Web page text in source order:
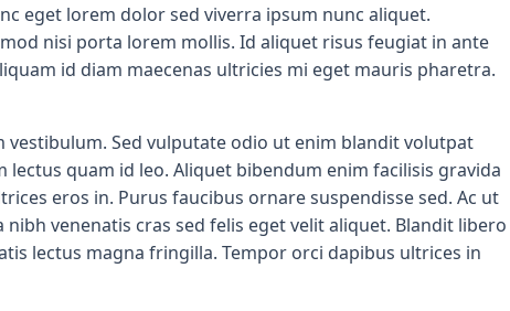
eget lorem dolor sed viverra ipsum nunc aliquet.
nisi porta lorem mollis. Id aliquet risus feugiat in ante
id diam maecenas ultricies mi eget mauris pharetra.
Sed vulputate odio ut enim blandit volutpat
quam id leo. Aliquet bibendum enim facilisis gravida
eros in. Purus faucibus ornare suspendisse sed. Ac ut
venenatis cras sed felis eget velit aliquet. Blandit libero
lectus magna fringilla. Tempor orci dapibus ultrices in